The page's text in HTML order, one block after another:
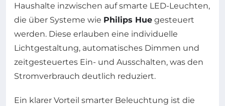
Haushalte inzwischen auf smarte LED-Leuchten,
die über Systeme wie Philips Hue gesteuert
werden. Diese erlauben eine individuelle
Lichtgestaltung, automatisches Dimmen und
zeitgesteuertes Ein- und Ausschalten, was den
Stromverbrauch deutlich reduziert.
Ein klarer Vorteil smarter Beleuchtung ist die